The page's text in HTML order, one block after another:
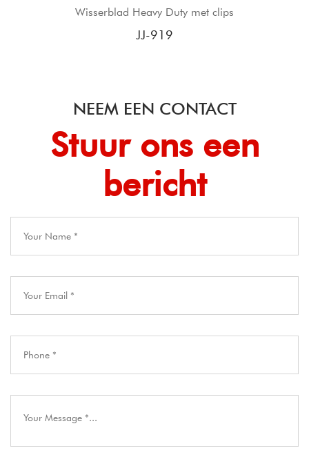
Heavy Duty met clips
NEEM EEN CONTACT
Stuur ons een
bericht​